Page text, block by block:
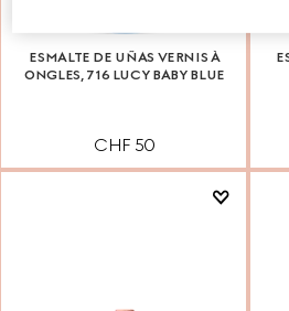
ESMALTE DE UÑAS VERNIS À
ONGLES, 716 LUCY BABY BLUE
CHF 50